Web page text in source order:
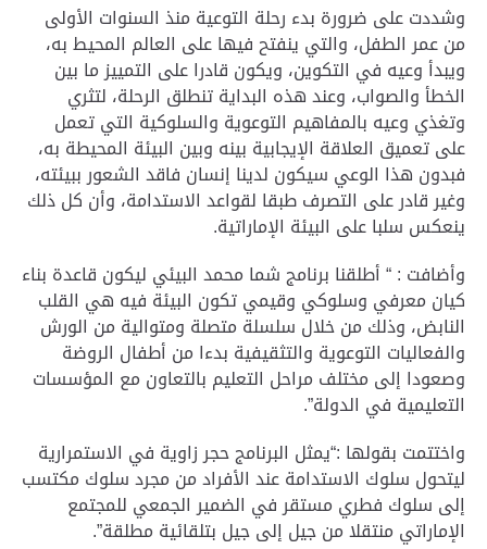
وشددت على ضرورة بدء رحلة التوعية منذ السنوات الأولى
من عمر الطفل، والتي ينفتح فيها على العالم المحيط به،
ويبدأ وعيه في التكوين، ويكون قادرا على التمييز ما بين
الخطأ والصواب، وعند هذه البداية تنطلق الرحلة، لتثري
وتغذي وعيه بالمفاهيم التوعوية والسلوكية التي تعمل
على تعميق العلاقة الإيجابية بينه وبين البيئة المحيطة به،
فبدون هذا الوعي سيكون لدينا إنسان فاقد الشعور ببيئته،
وغير قادر على التصرف طبقا لقواعد الاستدامة، وأن كل ذلك
ينعكس سلبا على البيئة الإماراتية.
وأضافت : “ أطلقنا برنامج شما محمد البيئي ليكون قاعدة بناء
كيان معرفي وسلوكي وقيمي تكون البيئة فيه هي القلب
النابض، وذلك من خلال سلسلة متصلة ومتوالية من الورش
والفعاليات التوعوية والتثقيفية بدءا من أطفال الروضة
وصعودا إلى مختلف مراحل التعليم بالتعاون مع المؤسسات
التعليمية في الدولة”.
واختتمت بقولها :“يمثل البرنامج حجر زاوية في الاستمرارية
ليتحول سلوك الاستدامة عند الأفراد من مجرد سلوك مكتسب
إلى سلوك فطري مستقر في الضمير الجمعي للمجتمع
الإماراتي منتقلا من جيل إلى جيل بتلقائية مطلقة”.